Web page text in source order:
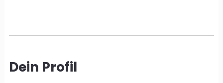
Dein Profil